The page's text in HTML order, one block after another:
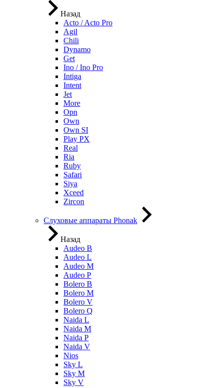
Назад
Acto / Acto Pro
Agil
Chili
Dynamo
Get
Ino / Ino Pro
Intiga
Intent
Jet
More
Opn
Own
Own SI
Play PX
Real
Ria
Ruby
Safari
Siya
Xceed
Zircon
Слуховые аппараты Phonak
Назад
Audeo B
Audeo L
Audeo М
Audeo P
Bolero B
Bolero M
Bolero V
Bolero Q
Naida L
Naida M
Naida P
Naida V
Nios
Sky L
Sky M
Sky V